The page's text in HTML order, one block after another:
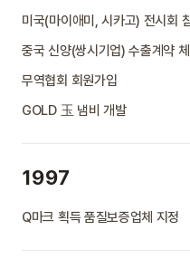
미국(마이애미, 시카고) 전시회
중국 신양(쌍시기업) 수출계약
무역협회 회원가입
GOLD 玉 냄비 개발
1997
Q마크 획득 품질보증업체 지정